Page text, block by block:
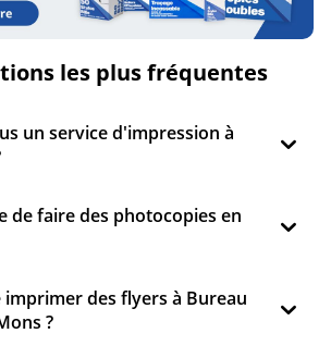
les plus fréquentes
un service d'impression à
de faire des photocopies en
imprimer des flyers à Bureau
?